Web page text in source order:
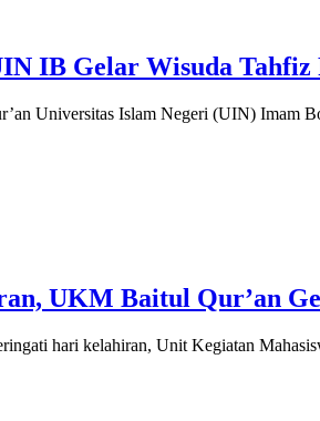
IB Gelar Wisuda Tahfiz
Universitas Islam Negeri (UIN) Imam
UKM Baitul Qur’an
hari kelahiran, Unit Kegiatan